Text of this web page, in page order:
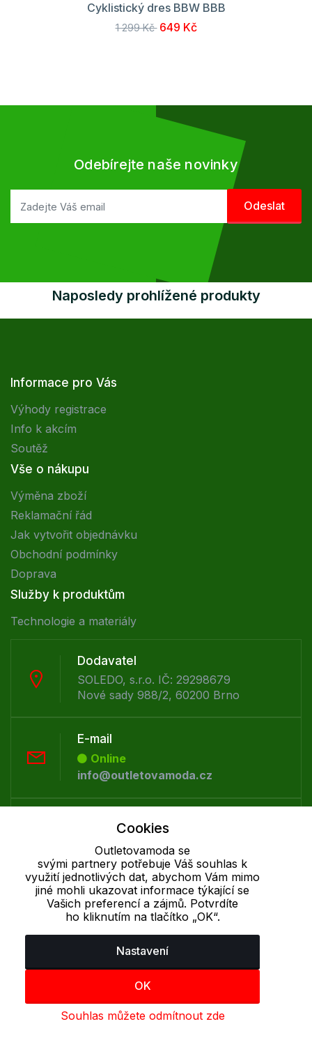
Cyklistický dres BBW BBB
1 299 Kč 649 Kč
Odebírejte naše novinky
Naposledy prohlížené produkty
Informace pro Vás
Výhody registrace
Info k akcím
Soutěž
Vše o nákupu
Výměna zboží
Reklamační řád
Jak vytvořit objednávku
Obchodní podmínky
Doprava
Služby k produktům
Technologie a materiály
Dodavatel
SOLEDO, s.r.o. IČ: 29298679
Nové sady 988/2, 60200 Brno
E-mail
Online
info@outletovamoda.cz
+420 530 334 926
Cookie - podrobné nastavení|Další informace|Ochrana osobních
Cookies
Outletovamoda se
svými partnery potřebuje Váš souhlas k
využití jednotlivých dat, abychom Vám mimo
jiné mohli ukazovat informace týkající se
Vašich preferencí a zájmů. Potvrdíte
ho kliknutím na tlačítko „OK“.
Nastavení
OK
Souhlas můžete odmítnout zde